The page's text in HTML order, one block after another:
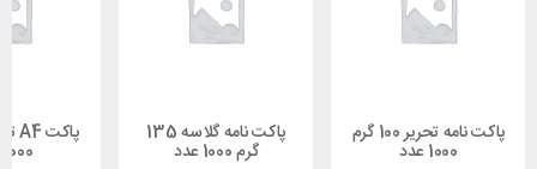
پاکت نامه تحریر 100 گرم
1000 عدد
پاکت نامه گلاسه 135
گرم 1000 عدد 1000 عدد